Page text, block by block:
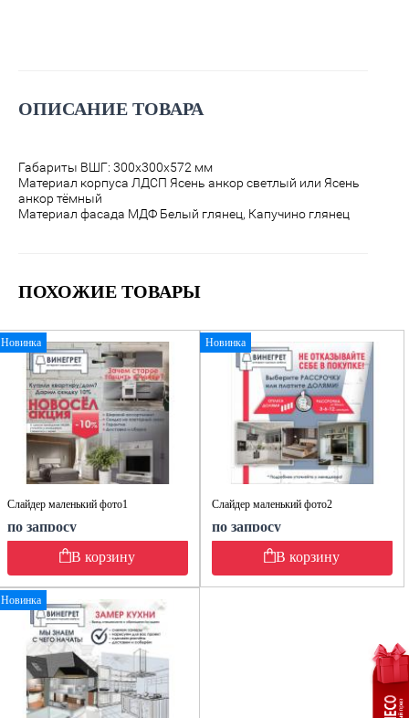
ОПИСАНИЕ ТОВАРА
Габариты ВШГ: 300х300х572 мм
Материал корпуса ЛДСП Ясень анкор светлый или Ясень
анкор тёмный
Материал фасада МДФ Белый глянец, Капучино глянец
ПОХОЖИЕ ТОВАРЫ
Новинка
Слайдер маленький фото1
по запросу
В корзину
Новинка
Слайдер маленький фото2
по запросу
В корзину
Новинка